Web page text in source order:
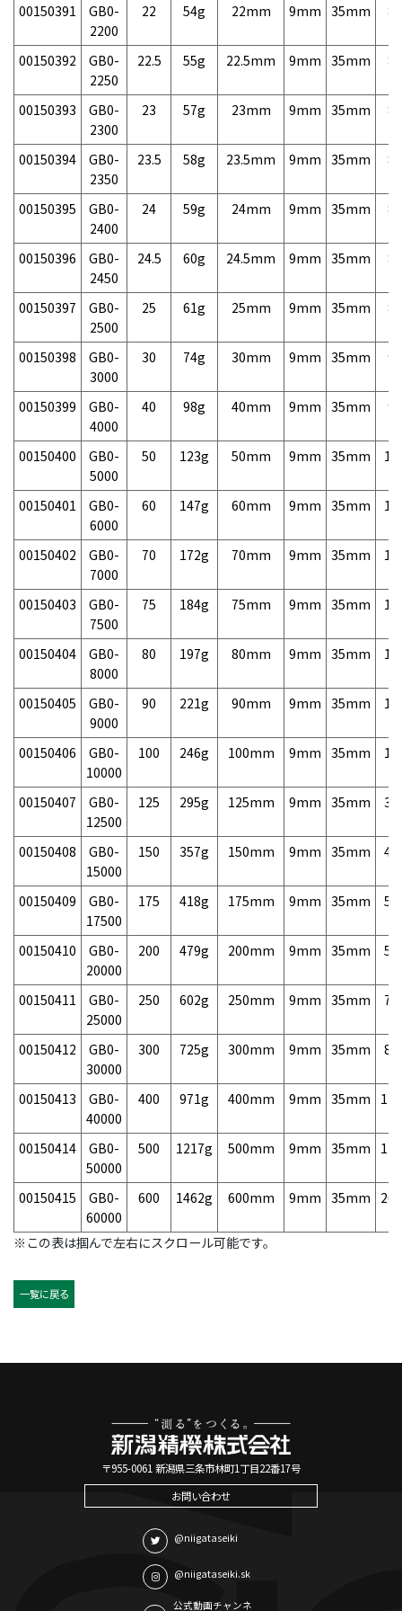
00150391
GB0-
2200
22 54g 22mm 9mm 35mm
00150392
GB0-
2250
22.5 55g 22.5mm 9mm 35mm
00150393
GB0-
2300
23 57g 23mm 9mm 35mm
00150394
GB0-
2350
23.5 58g 23.5mm 9mm 35mm
00150395
GB0-
2400
24 59g 24mm 9mm 35mm
00150396
GB0-
2450
24.5 60g 24.5mm 9mm 35mm
00150397
GB0-
2500
25 61g 25mm 9mm 35mm
00150398
GB0-
3000
30 74g 30mm 9mm 35mm
00150399
GB0-
4000
40 98g 40mm 9mm 35mm
00150400
GB0-
5000
50 123g 50mm 9mm 35mm
00150401
GB0-
6000
60 147g 60mm 9mm 35mm
00150402
GB0-
7000
70 172g 70mm 9mm 35mm
00150403
GB0-
7500
75 184g 75mm 9mm 35mm
00150404
GB0-
8000
80 197g 80mm 9mm 35mm
00150405
GB0-
9000
90 221g 90mm 9mm 35mm
00150406
GB0-
10000
100 246g 100mm 9mm 35mm
00150407
GB0-
12500
125 295g 125mm 9mm 35mm
00150408
GB0-
15000
150 357g 150mm 9mm 35mm
00150409
GB0-
17500
175 418g 175mm 9mm 35mm
00150410
GB0-
20000
200 479g 200mm 9mm 35mm
00150411
GB0-
25000
250 602g 250mm 9mm 35mm
00150412
GB0-
30000
300 725g 300mm 9mm 35mm
00150413
GB0-
40000
400 971g 400mm 9mm 35mm
00150414
GB0-
50000
500 1217g 500mm 9mm 35mm
00150415
GB0-
60000
600 1462g 600mm 9mm 35mm
※この表は掴んで左右にスクロール可能です。
一覧に戻る
〒955-0061 新潟県三条市林町1丁目22番17号
お問い合わせ
@niigataseiki
@niigataseiki.sk
公式動画チャンネ